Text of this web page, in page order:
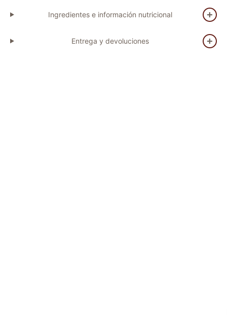
Ingredientes e información nutricional
Entrega y devoluciones